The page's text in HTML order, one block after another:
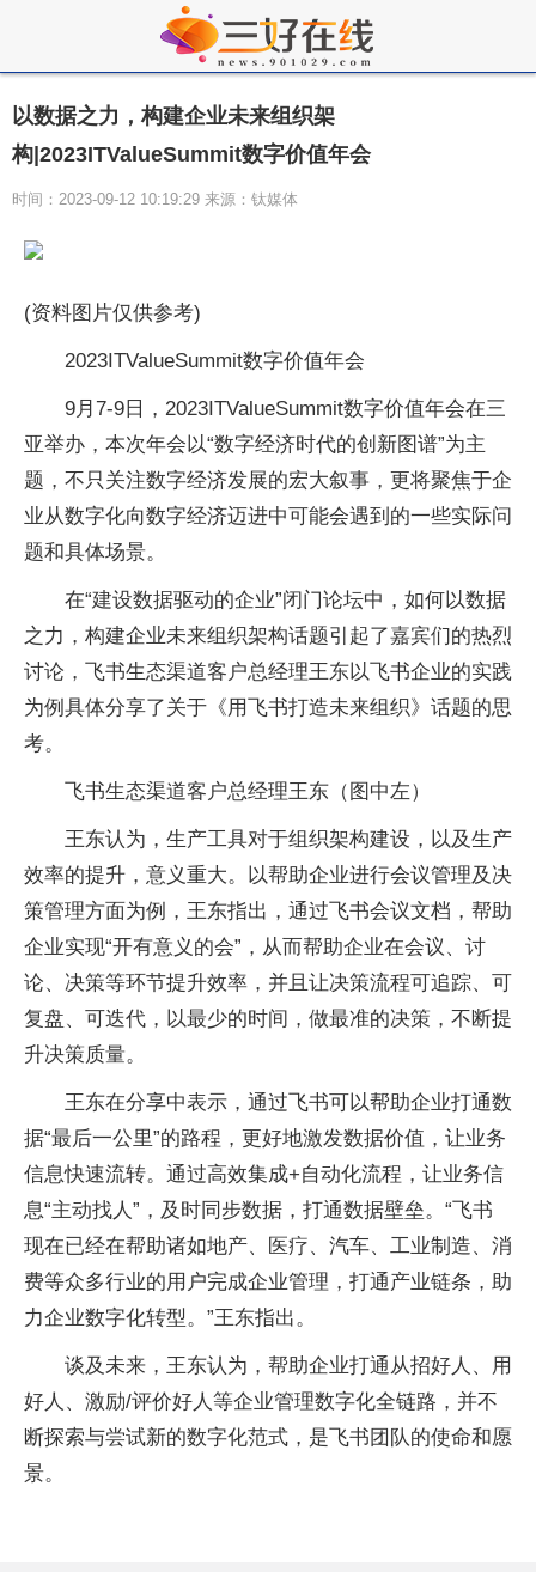
以数据之力，构建企业未来组织架
构|2023ITValueSummit数字价值年会
时间：2023-09-12 10:19:29 来源：钛媒体
(资料图片仅供参考)
2023ITValueSummit数字价值年会
9月7-9日，2023ITValueSummit数字价值年会在三
亚举办，本次年会以“数字经济时代的创新图谱”为主
题，不只关注数字经济发展的宏大叙事，更将聚焦于企
业从数字化向数字经济迈进中可能会遇到的一些实际问
题和具体场景。
在“建设数据驱动的企业”闭门论坛中，如何以数据
之力，构建企业未来组织架构话题引起了嘉宾们的热烈
讨论，飞书生态渠道客户总经理王东以飞书企业的实践
为例具体分享了关于《用飞书打造未来组织》话题的思
考。
飞书生态渠道客户总经理王东（图中左）
王东认为，生产工具对于组织架构建设，以及生产
效率的提升，意义重大。以帮助企业进行会议管理及决
策管理方面为例，王东指出，通过飞书会议文档，帮助
企业实现“开有意义的会”，从而帮助企业在会议、讨
论、决策等环节提升效率，并且让决策流程可追踪、可
复盘、可迭代，以最少的时间，做最准的决策，不断提
升决策质量。
王东在分享中表示，通过飞书可以帮助企业打通数
据“最后一公里”的路程，更好地激发数据价值，让业务
信息快速流转。通过高效集成+自动化流程，让业务信
息“主动找人”，及时同步数据，打通数据壁垒。“飞书
现在已经在帮助诸如地产、医疗、汽车、工业制造、消
费等众多行业的用户完成企业管理，打通产业链条，助
力企业数字化转型。”王东指出。
谈及未来，王东认为，帮助企业打通从招好人、用
好人、激励/评价好人等企业管理数字化全链路，并不
断探索与尝试新的数字化范式，是飞书团队的使命和愿
景。